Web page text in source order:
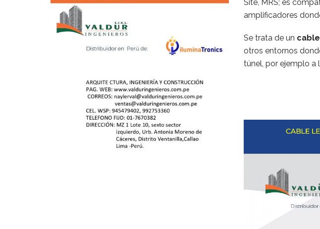
Site, MRS; es
amplificadores
Se trata de un
otros entornos
túnel, por ejemplo a